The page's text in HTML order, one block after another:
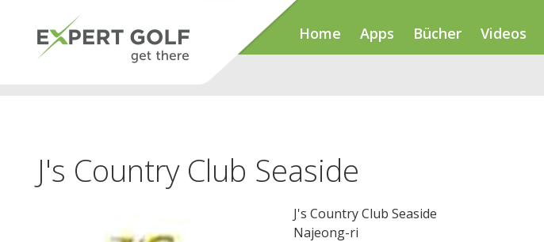
Home Apps Bücher Videos
J's Country Club Seaside
J's Country Club Seaside
Najeong-ri